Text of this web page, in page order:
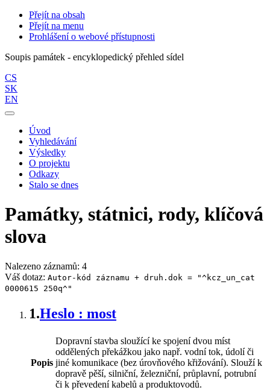
Přejít na obsah
Přejít na menu
Prohlášení o webové přístupnosti
Soupis památek - encyklopedický přehled sídel
CS
SK
EN
Úvod
Vyhledávání
Výsledky
O projektu
Odkazy
Stalo se dnes
Památky, státnici, rody, klíčová
slova
Nalezeno záznamů: 4
Váš dotaz: Autor-kód záznamu + druh.dok = "^kcz_un_cat
0000615 250q^"
1.Heslo : most
Popis
Dopravní stavba sloužící ke spojení dvou míst
oddělených překážkou jako např. vodní tok, údolí či
jiné komunikace (bez úrovňového křižování). Slouží k
dopravě pěší, silniční, železniční, průplavní, potrubní
či k převedení kabelů a produktovodů.